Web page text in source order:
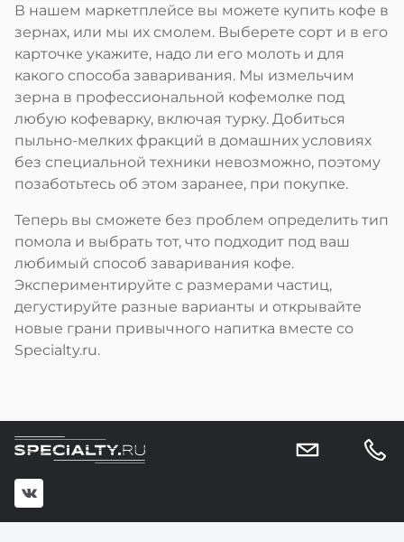
В нашем маркетплейсе вы можете купить кофе в
зернах, или мы их смолем. Выберете сорт и в его
карточке укажите, надо ли его молоть и для
какого способа заваривания. Мы измельчим
зерна в профессиональной кофемолке под
любую кофеварку, включая турку. Добиться
пыльно-мелких фракций в домашних условиях
без специальной техники невозможно, поэтому
позаботьтесь об этом заранее, при покупке.
Теперь вы сможете без проблем определить тип
помола и выбрать тот, что подходит под ваш
любимый способ заваривания кофе.
Экспериментируйте с размерами частиц,
дегустируйте разные варианты и открывайте
новые грани привычного напитка вместе со
Specialty.ru.